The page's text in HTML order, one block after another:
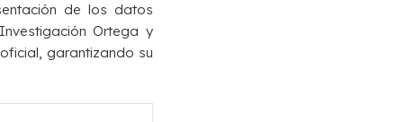
de los datos
Ortega y
garantizando su